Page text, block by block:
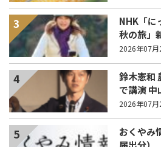
3
NHK「に
秋の旅」
中！
2026年07月
4
鈴木憲和
で講演
稼げる農
2026年07月
5
おくやみ